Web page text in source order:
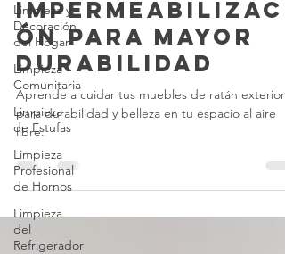
Limpieza y
Decoración
del Hogar
Limpieza
Comunitaria
Limpieza
de Estufas
Limpieza
Profesional
de Hornos
Limpieza
del
Refrigerador
Exteriores:
Impermeabilizaci
ón para Mayor
Durabilidad
Aprende a cuidar tus muebles de ratán
libre.